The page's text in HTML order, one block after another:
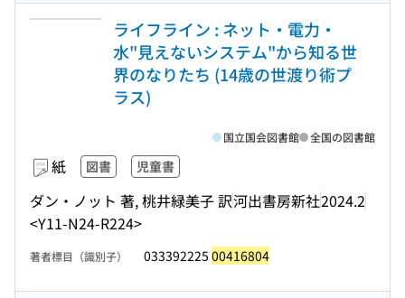
ライフライン : ネット・電力・
水"見えないシステム"から知る世
界のなりたち (14歳の世渡り術プ
ラス)
紙 図書 児童書
ダン・ノット 著, 桃井緑美子 訳河出書房新社2024.2
<Y11-N24-R224>
国立国会図書館 全国の図書館
著者標目（識別子） 033392225 00416804